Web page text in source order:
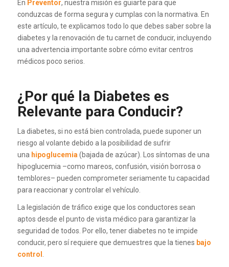
En Preventor, nuestra misión es guiarte para que
conduzcas de forma segura y cumplas con la normativa. En
este artículo, te explicamos todo lo que debes saber sobre la
diabetes y la renovación de tu carnet de conducir, incluyendo
una advertencia importante sobre cómo evitar centros
médicos poco serios.
¿Por qué la Diabetes es
Relevante para Conducir?
La diabetes, si no está bien controlada, puede suponer un
riesgo al volante debido a la posibilidad de sufrir
una hipoglucemia (bajada de azúcar). Los síntomas de una
hipoglucemia –como mareos, confusión, visión borrosa o
temblores– pueden comprometer seriamente tu capacidad
para reaccionar y controlar el vehículo.
La legislación de tráfico exige que los conductores sean
aptos desde el punto de vista médico para garantizar la
seguridad de todos. Por ello, tener diabetes no te impide
conducir, pero sí requiere que demuestres que la tienes bajo
control .